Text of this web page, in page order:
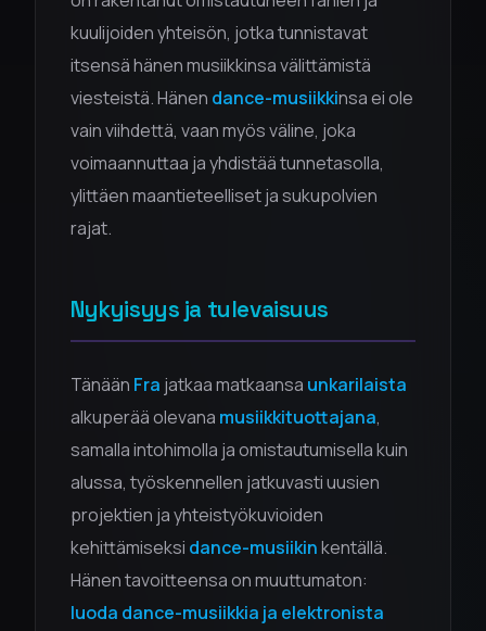
kuulijoiden yhteisön, jotka tunnistavat
itsensä hänen musiikkinsa välittämistä
viesteistä. Hänen dance-musiikkinsa ei ole
vain viihdettä, vaan myös väline, joka
voimaannuttaa ja yhdistää tunnetasolla,
ylittäen maantieteelliset ja sukupolvien
rajat.
Nykyisyys ja tulevaisuus
Tänään Fra jatkaa matkaansa unkarilaista
alkuperää olevana musiikkituottajana,
samalla intohimolla ja omistautumisella kuin
alussa, työskennellen jatkuvasti uusien
projektien ja yhteistyökuvioiden
kehittämiseksi dance-musiikinkentällä.
Hänen tavoitteensa on muuttumaton:
luoda dance-musiikkia ja elektronista